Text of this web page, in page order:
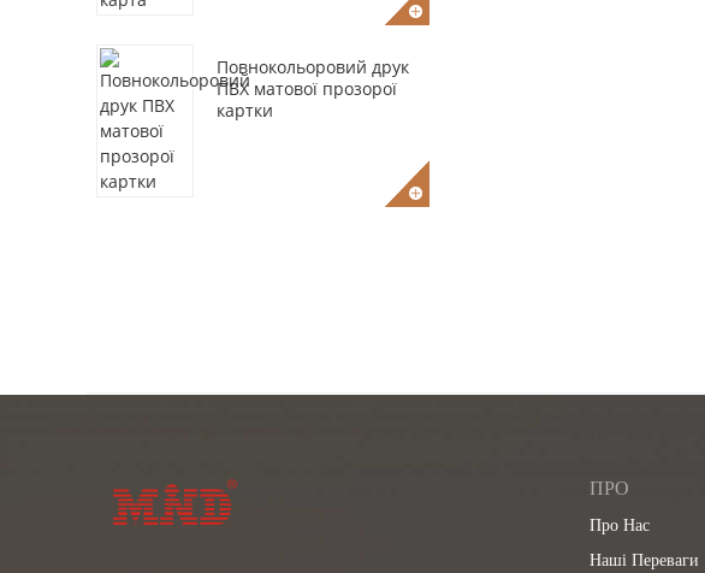
Повнокольоровий друк
ПВХ матової прозорої
картки
ПРО
Про Нас
Наші Переваги